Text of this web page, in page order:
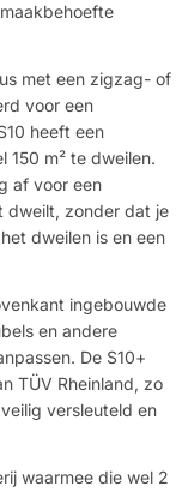
met een zigzag- of
voor een
heeft een
150 m² te dweilen.
af voor een
dweilt, zonder dat je
dweilen is en een
ingebouwde
en andere
De S10+
TÜV Rheinland, zo
versleuteld en
waarmee die wel 2